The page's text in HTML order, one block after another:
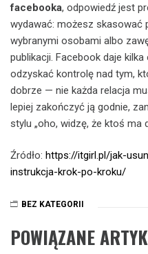
facebooka, odpowiedź jest
wydawać: możesz skasować
wybranymi osobami albo
publikacji. Facebook daje
odzyskać kontrolę nad tym,
dobrze — nie każda relacja
lepiej zakończyć ją godnie,
stylu „oho, widzę, że ktoś ma
Źródło: https://itgirl.pl/jak-
instrukcja-krok-po-kroku/
BEZ KATEGORII
POWIĄZANE